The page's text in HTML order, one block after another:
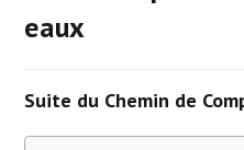
eaux
Suite du Chemin de